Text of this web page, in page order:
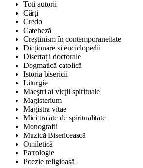
Toti autorii
Cărți
Credo
Cateheză
Creștinism în contemporaneitate
Dicționare și enciclopedii
Disertații doctorale
Dogmatică catolică
Istoria bisericii
Liturgie
Maeştri ai vieţii spirituale
Magisterium
Magistra vitae
Mici tratate de spiritualitate
Monografii
Muzică Bisericească
Omiletică
Patrologie
Poezie religioasă